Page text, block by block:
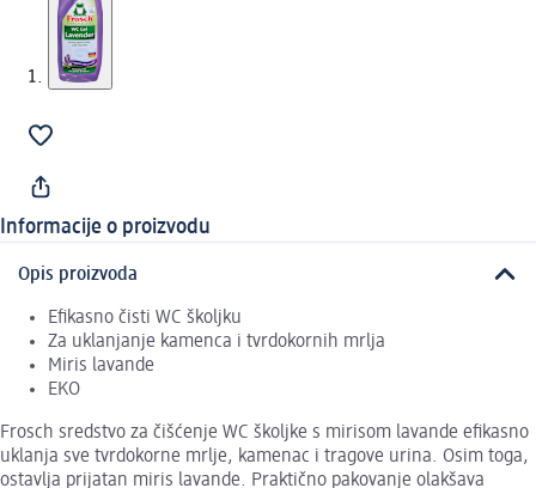
Informacije o proizvodu
Opis proizvoda
Efikasno čisti WC školjku
Za uklanjanje kamenca i tvrdokornih mrlja
Miris lavande
EKO
Frosch sredstvo za čišćenje WC školjke s mirisom lavande efikasno
uklanja sve tvrdokorne mrlje, kamenac i tragove urina. Osim toga,
ostavlja prijatan miris lavande. Praktično pakovanje olakšava